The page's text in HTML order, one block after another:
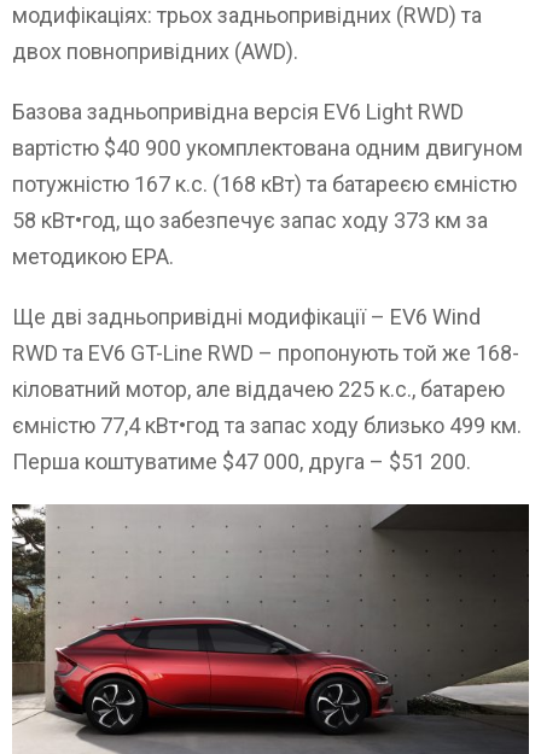
модифікаціях: трьох задньопривідних (RWD) та
двох повнопривідних (AWD).
Базова задньопривідна версія EV6 Light RWD
вартістю $40 900 укомплектована одним двигуном
потужністю 167 к.с. (168 кВт) та батареєю ємністю
58 кВт•год, що забезпечує запас ходу 373 км за
методикою EPA.
Ще дві задньопривідні модифікації – EV6 Wind
RWD та EV6 GT-Line RWD – пропонують той же 168-
кіловатний мотор, але віддачею 225 к.с., батарею
ємністю 77,4 кВт•год та запас ходу близько 499 км.
Перша коштуватиме $47 000, друга – $51 200.